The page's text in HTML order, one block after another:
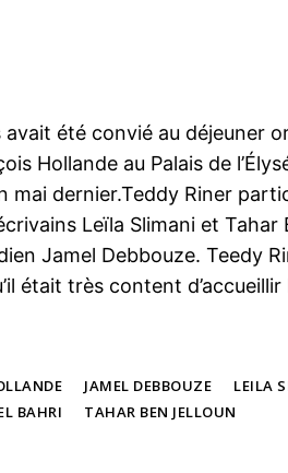
été convié au déjeuner
Hollande au Palais de
mai dernier.Teddy Riner
Leïla Slimani et Tahar
Jamel Debbouze. Teedy
était très content
JAMEL DEBBOUZE
LEILA
BAHRI TAHAR BEN JELLOUN